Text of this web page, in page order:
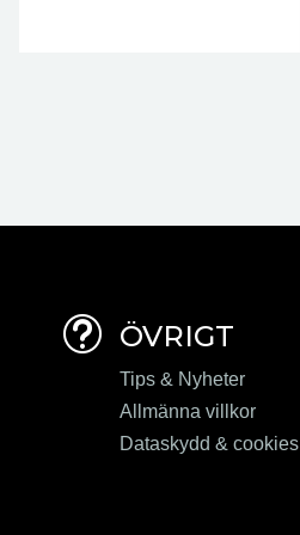
t ÖVRIGT
Tips & Nyheter
Allmänna villkor
Dataskydd & cookies